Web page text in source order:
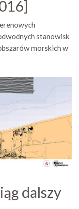
stanowisk
morskich w
dalszy